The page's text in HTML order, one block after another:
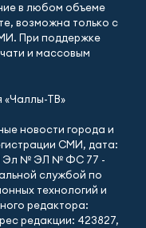
в любом объеме
возможна только с
При поддержке
и массовым
ТВ»
новости города и
СМИ, дата:
Эл № ЭЛ № ФС 77 -
службой по
технологий и
редактора:
редакции: 423827,